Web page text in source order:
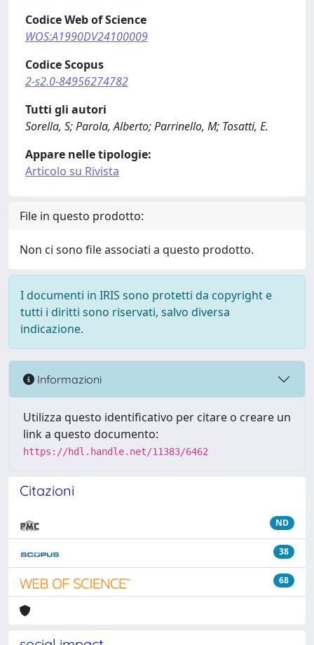
Codice Web of Science
WOS:A1990DV24100009
Codice Scopus
2-s2.0-84956274782
Tutti gli autori
Sorella, S; Parola, Alberto; Parrinello, M; Tosatti, E.
Appare nelle tipologie:
Articolo su Rivista
File in questo prodotto:
Non ci sono file associati a questo prodotto.
I documenti in IRIS sono protetti da copyright e
tutti i diritti sono riservati, salvo diversa
indicazione.
Informazioni
Utilizza questo identificativo per citare o creare un
link a questo documento:
https://hdl.handle.net/11383/6462
Citazioni
ND
38
68